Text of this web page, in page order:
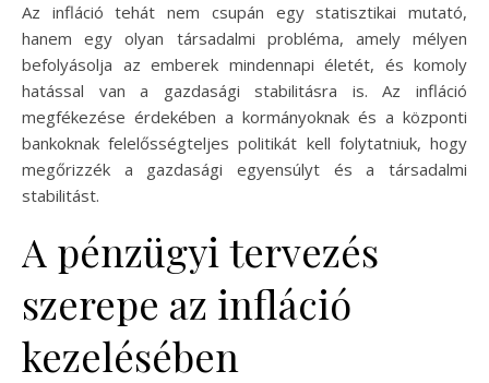
Az infláció tehát nem csupán egy statisztikai mutató,
hanem egy olyan társadalmi probléma, amely mélyen
befolyásolja az emberek mindennapi életét, és komoly
hatással van a gazdasági stabilitásra is. Az infláció
megfékezése érdekében a kormányoknak és a központi
bankoknak felelősségteljes politikát kell folytatniuk, hogy
megőrizzék a gazdasági egyensúlyt és a társadalmi
stabilitást.
A pénzügyi tervezés
szerepe az infláció
kezelésében